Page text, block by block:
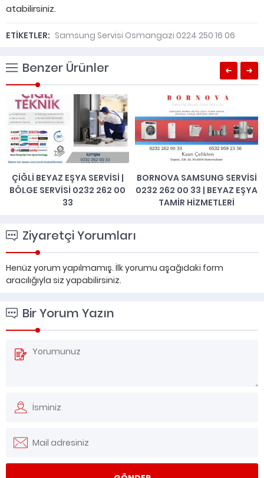
atabilirsiniz.
ETİKETLER: Samsung Servisi Osmangazi 0224 250 16 06
Benzer Ürünler
ÇIĞLI BEYAZ EŞYA SERVISI |
BÖLGE SERVISI 0232 262 00
33
BORNOVA SAMSUNG SERVISI
0232 262 00 33 | BEYAZ EŞYA
TAMIR HIZMETLERI
Ziyaretçi Yorumları
Henüz yorum yapılmamış. İlk yorumu aşağıdaki form
aracılığıyla siz yapabilirsiniz.
Bir Yorum Yazın